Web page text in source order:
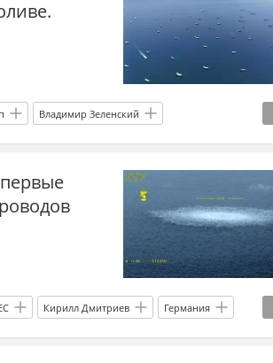
Владимир Зеленский
НПЗ Минтранс Украина.ру
война в Иране Ближний Восток
Кирилл Дмитриев Германия